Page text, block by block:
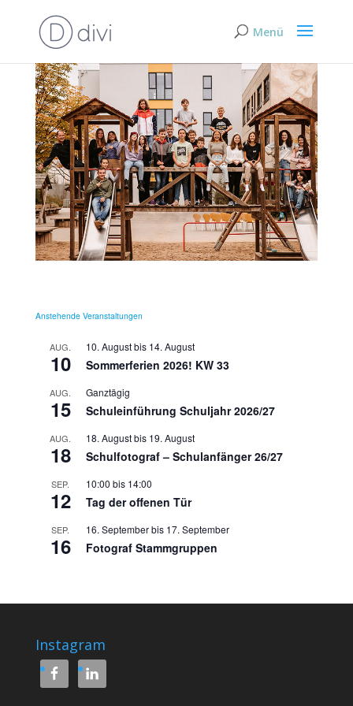
Anstehende Veranstaltungen
AUG.
10
10. Augustbis 14. August
Sommerferien 2026! KW 33
AUG.
15
Ganztägig
Schuleinführung Schuljahr 2026/27
AUG.
18
18. Augustbis 19. August
Schulfotograf – Schulanfänger 26/27
SEP.
12
10:00 bis 14:00
Tag der offenen Tür
SEP.
16
16. Septemberbis 17. September
Fotograf Stammgruppen
Instagram